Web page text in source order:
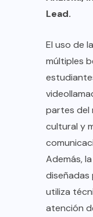
Lead.
El uso de
múltiples
partes del
cultural y
Además,
diseñadas
utiliza
atención